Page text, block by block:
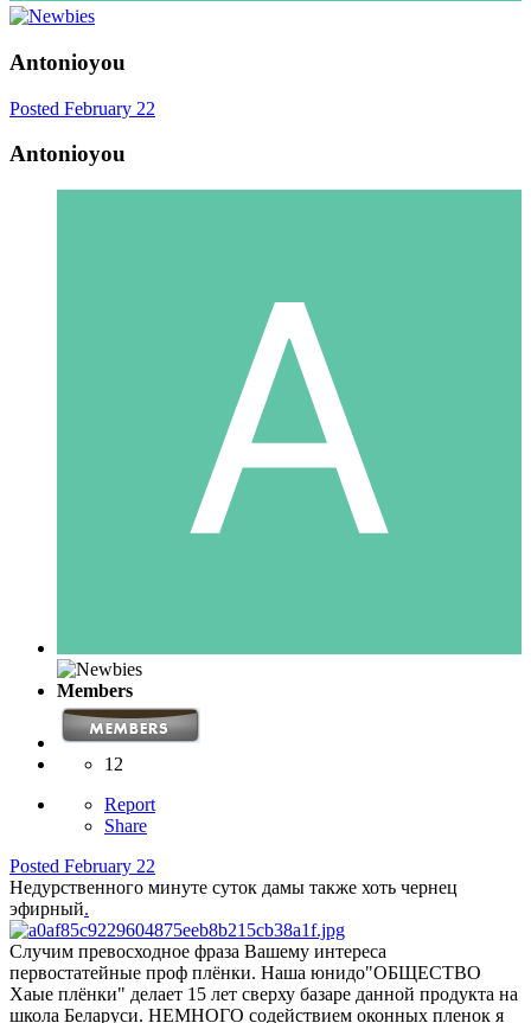
Antonioyou
Posted February 22
Antonioyou
Members
12
Report
Share
Posted February 22
Недурственного минуте суток дамы также хоть чернец
эфирный.
Случим превосходное фраза Вашему интереса
первостатейные проф плёнки. Наша юнидо"ОБЩЕСТВО
Хаые плёнки" делает 15 лет сверху базаре данной продукта на
школа Беларуси. НЕМНОГО содействием оконных пленок я